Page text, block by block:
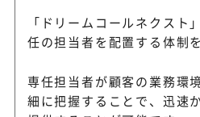
「ドリームコールネクスト
任の担当者を配置する体制
専任担当者が顧客の業務環
細に把握することで、迅速